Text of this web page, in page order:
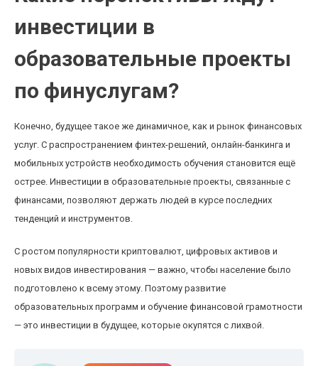
инвестиции в
образовательные проекты
по финуслугам?
Конечно, будущее такое же динамичное, как и рынок финансовых
услуг. С распространением финтех-решений, онлайн-банкинга и
мобильных устройств необходимость обучения становится ещё
острее. Инвестиции в образовательные проекты, связанные с
финансами, позволяют держать людей в курсе последних
тенденций и инструментов.
С ростом популярности криптовалют, цифровых активов и
новых видов инвестирования — важно, чтобы население было
подготовлено к всему этому. Поэтому развитие
образовательных программ и обучение финансовой грамотности
— это инвестиции в будущее, которые окупятся с лихвой.